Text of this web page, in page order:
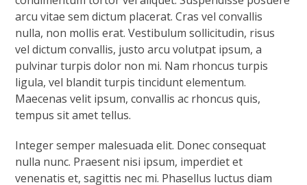
arcu vitae sem dictum placerat. Cras vel convallis
nulla, non mollis erat. Vestibulum sollicitudin, risus
vel dictum convallis, justo arcu volutpat ipsum, a
pulvinar turpis dolor non mi. Nam rhoncus turpis
ligula, vel blandit turpis tincidunt elementum.
Maecenas velit ipsum, convallis ac rhoncus quis,
tempus sit amet tellus.
Integer semper malesuada elit. Donec consequat
nulla nunc. Praesent nisi ipsum, imperdiet et
venenatis et, sagittis nec mi. Phasellus luctus diam